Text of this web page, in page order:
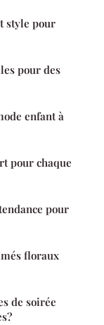
style pour
pour des
enfant à
pour chaque
pour
floraux
de soirée